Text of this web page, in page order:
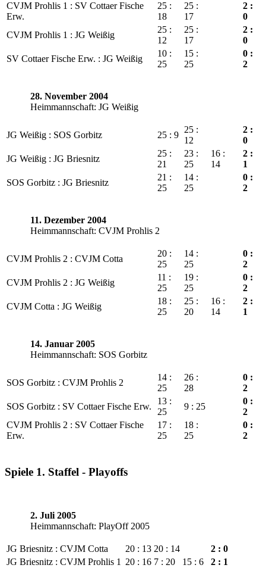
CVJM Prohlis 1 : SV Cottaer Fische
Erw.
25 :
18
25 :
17
2 :
0
CVJM Prohlis 1 : JG Weißig
25 :
12
25 :
17
2 :
0
SV Cottaer Fische Erw. : JG Weißig
10 :
25
15 :
25
0 :
2
28. November 2004
Heimmannschaft: JG Weißig
JG Weißig : SOS Gorbitz 25 : 9
25 :
12
2 :
0
JG Weißig : JG Briesnitz
25 :
21
23 :
25
16 :
14
2 :
1
SOS Gorbitz : JG Briesnitz
21 :
25
14 :
25
0 :
2
11. Dezember 2004
Heimmannschaft: CVJM Prohlis 2
CVJM Prohlis 2 : CVJM Cotta
20 :
25
14 :
25
0 :
2
CVJM Prohlis 2 : JG Weißig
11 :
25
19 :
25
0 :
2
CVJM Cotta : JG Weißig
18 :
25
25 :
20
16 :
14
2 :
1
14. Januar 2005
Heimmannschaft: SOS Gorbitz
SOS Gorbitz : CVJM Prohlis 2
14 :
25
26 :
28
0 :
2
SOS Gorbitz : SV Cottaer Fische Erw.
13 :
25
9 : 25
0 :
2
CVJM Prohlis 2 : SV Cottaer Fische
Erw.
17 :
25
18 :
25
0 :
2
Spiele 1. Staffel - Playoffs
2. Juli 2005
Heimmannschaft: PlayOff 2005
JG Briesnitz : CVJM Cotta 20 : 13 20 : 14
2 : 0
JG Briesnitz : CVJM Prohlis 1
20 : 16 7 : 20 15 : 6
2 : 1